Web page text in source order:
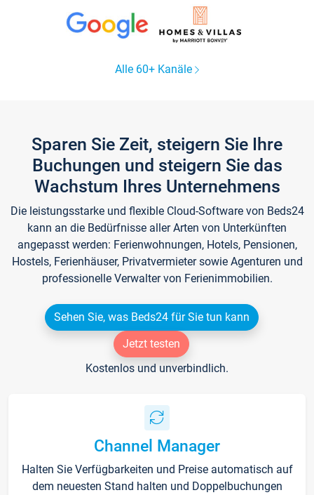
Alle 60+ Kanäle
Sparen Sie Zeit, steigern Sie Ihre
Buchungen und steigern Sie das
Wachstum Ihres Unternehmens
Die leistungsstarke und flexible Cloud-Software von Beds24
kann an die Bedürfnisse aller Arten von Unterkünften
angepasst werden: Ferienwohnungen, Hotels, Pensionen,
Hostels, Ferienhäuser, Privatvermieter sowie Agenturen und
professionelle Verwalter von Ferienimmobilien.
Sehen Sie, was Beds24 für Sie tun kann
Jetzt testen
Kostenlos und unverbindlich.
Channel Manager
Halten Sie Verfügbarkeiten und Preise automatisch auf
dem neuesten Stand halten und Doppelbuchungen